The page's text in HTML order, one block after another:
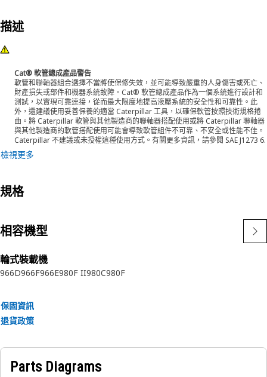
描述
Cat® 軟管總成產品警告
軟管和聯軸器組合選擇不當將使保修失效，並可能導致嚴重的人身傷害或死亡、
財產損失或部件和機器系統故障。Cat® 軟管總成產品作為一個系統進行設計和
測試，以實現可靠連接，從而最大限度地提高液壓系統的安全性和可靠性。此
外，還建議使用妥善保養的適當 Caterpillar 工具，以確保軟管按照技術規格捲
曲。將 Caterpillar 軟管與其他製造商的聯軸器搭配使用或將 Caterpillar 聯軸器
與其他製造商的軟管搭配使用可能會導致軟管組件不可靠、不安全或性能不佳。
Caterpillar 不建議或未授權這種使用方式。有關更多資訊，請參閱 SAE J1273 6.
檢視更多
規格
相容機型
輪式裝載機
966D966F966E980F II980C980F
保固資訊
退貨政策
Parts Diagrams